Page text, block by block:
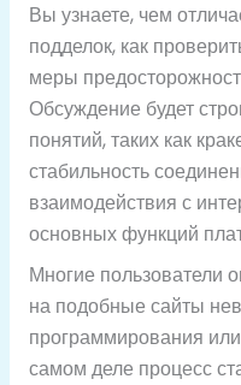
Вы узнаете, чем
подделок, как
меры
Обсуждение будет
понятий, таких как
стабильность
взаимодействия с
основных функций
Многие пользователи
на подобные сайты
программирования
самом деле процесс